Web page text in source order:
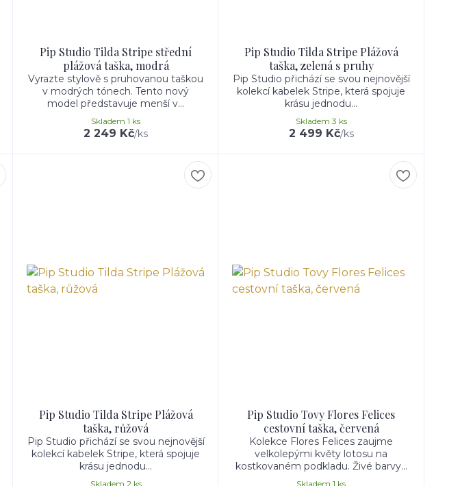
Pip Studio Tilda Stripe střední
plážová taška, modrá
Vyrazte stylově s pruhovanou taškou
v modrých tónech. Tento nový
model představuje menší v...
2 249 Kč/ks
Skladem 1 ks
Pip Studio Tilda Stripe Plážová
taška, zelená s pruhy
Pip Studio přichází se svou nejnovější
kolekcí kabelek Stripe, která spojuje
krásu jednodu...
2 499 Kč/ks
Skladem 3 ks
Pip Studio Tilda Stripe Plážová
taška, růžová
Pip Studio přichází se svou nejnovější
kolekcí kabelek Stripe, která spojuje
krásu jednodu...
Skladem 2 ks
Pip Studio Tovy Flores Felices
cestovní taška, červená
Kolekce Flores Felices zaujme
velkolepými květy lotosu na
kostkovaném podkladu. Živé barvy...
Skladem 1 ks